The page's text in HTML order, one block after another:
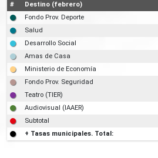
# Destino (febrero)
Fondo Prov. Deporte
Salud
Desarrollo Social
Amas de Casa
Ministerio de Economía
Fondo Prov. Seguridad
Teatro (TIER)
Audiovisual (IAAER)
Subtotal
+ Tasas municipales. Total: